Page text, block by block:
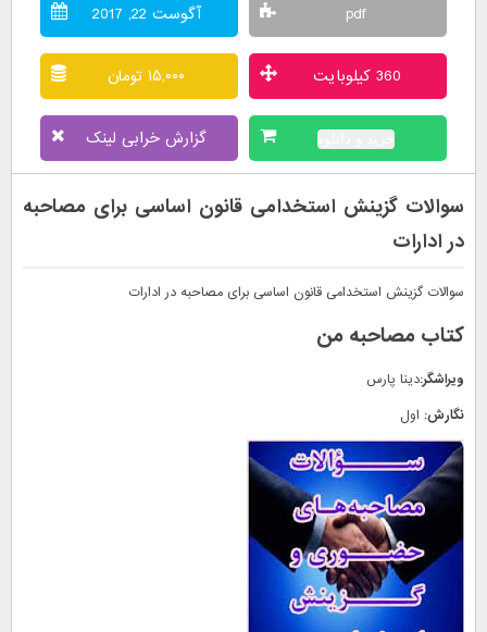
pdf آگوست 22, 2017
360 کیلوبایت ۱۵,۰۰۰ تومان
خرید و دانلود گزارش خرابی لینک
سوالات گزینش استخدامی قانون اساسی برای مصاحبه
در ادارات
سوالات گزینش استخدامی قانون اساسی برای مصاحبه در ادارات
کتاب مصاحبه من
ویراشگر:دینا پارس
نگارش: اول